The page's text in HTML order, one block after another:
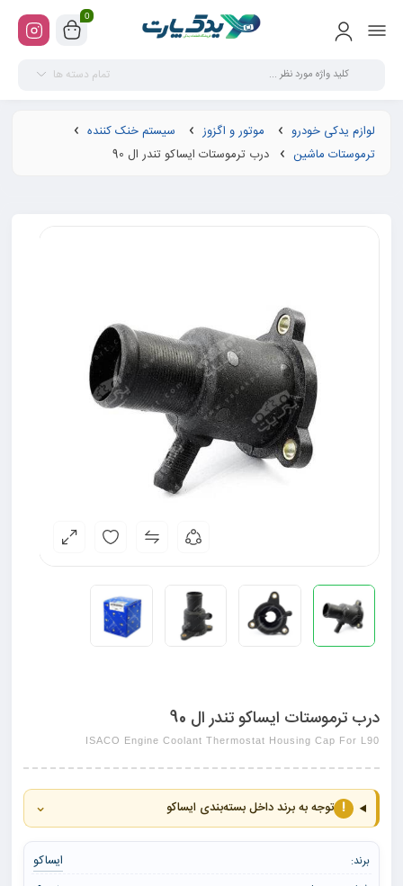
0
تمام دسته ها
لوازم یدکی خودرو موتور و اگزوز
سیستم خنک کننده
ترموستات ماشین
درب ترموستات ایساکو تندر ال 90
درب ترموستات ایساکو تندر ال 90
ISACO Engine Coolant Thermostat Housing Cap For L90
! توجه به برند داخل بسته‌بندی ایساکو ⌄
برند: ایساکو